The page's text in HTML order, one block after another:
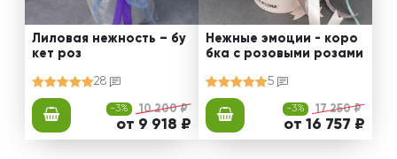
Лиловая нежность – бу
кет роз
28
-3% 10 200 ₽
от 9 918 ₽
Нежные эмоции - коро
бка с розовыми розами
5
-3% 17 250 ₽
от 16 757 ₽